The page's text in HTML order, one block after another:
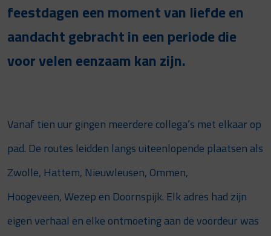
feestdagen een moment van liefde en
aandacht gebracht in een periode die
voor velen eenzaam kan zijn.
Vanaf tien uur gingen meerdere collega’s met elkaar op
pad. De routes leidden langs uiteenlopende plaatsen als
Zwolle, Hattem, Nieuwleusen, Ommen,
Hoogeveen, Wezep en Doornspijk. Elk adres had zijn
eigen verhaal en elke ontmoeting aan de voordeur was